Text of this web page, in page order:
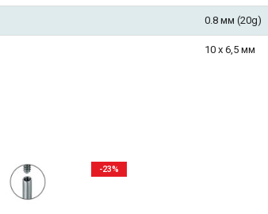
0.8 мм (20g)
10 х 6,5 мм
-23%